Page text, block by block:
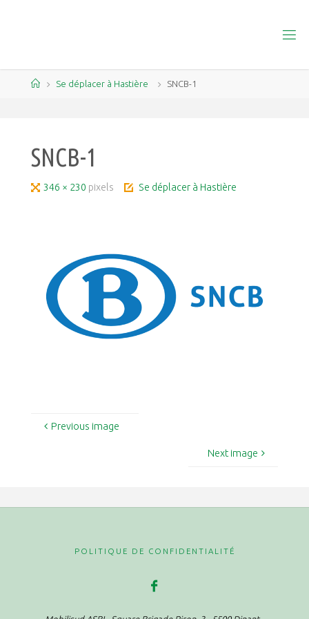
HomeSe déplacer à Hastière SNCB-1
SNCB-1
Full346 × 230 pixels Se déplacer à Hastière
Previous image
Next image
POLITIQUE DE CONFIDENTIALITÉ